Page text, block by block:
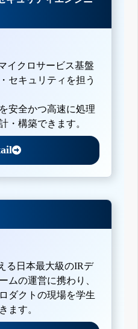
イクロサービス基盤
セキュリティを担う
安全かつ高速に処理
・構築できます。
る日本最大級のIRデ
ムの運営に携わり、
ダクトの現場を学生
ます。